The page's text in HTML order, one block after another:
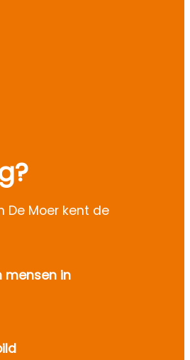
De Moer kent de
mensen in